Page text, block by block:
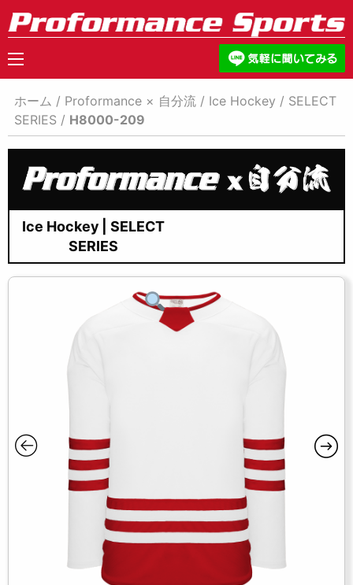
ホーム / Proformance × 自分流 / Ice Hockey / SELECT
SERIES / H8000-209
Ice Hockey | SELECT
SERIES